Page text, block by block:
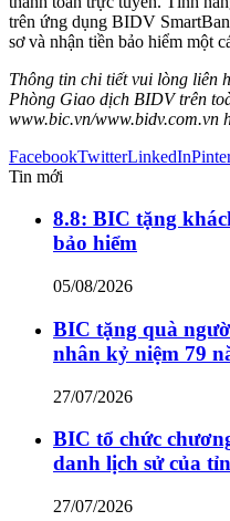
trên ứng dụng BIDV
sơ và nhận tiền bảo hiểm một
Thông tin chi tiết vui lòng liên
Phòng Giao dịch BIDV trên
www.bic.vn/www.bidv.com.vn
FacebookTwitterLinkedIn
Tin mới
8.8: BIC tặng
bảo hiểm
05/08/2026
BIC tặng quà
nhân kỷ niệm 79
27/07/2026
BIC tổ chức
danh lịch sử của
27/07/2026